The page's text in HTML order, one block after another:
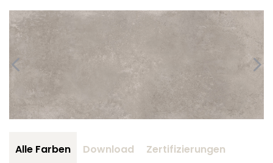
Alle Farben Download Zertifizierungen